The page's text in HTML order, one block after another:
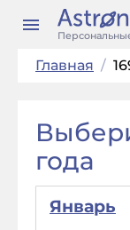
Главная /
года
Январь